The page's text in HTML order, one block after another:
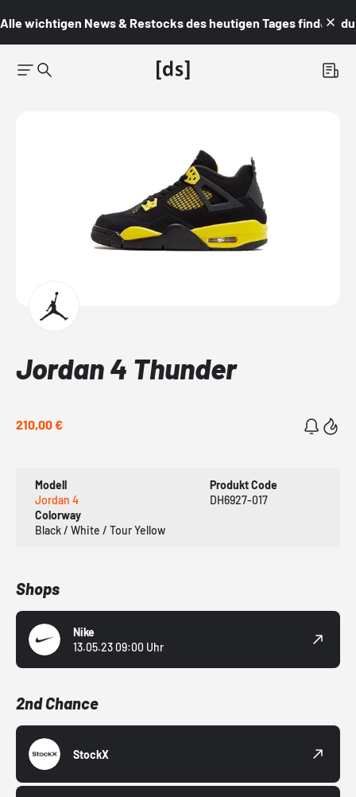
Alle wichtigen News & Restocks des heutigen Tages findest du
Jordan 4 Thunder
210,00 €
Modell
Jordan 4
Produkt Code
DH6927-017
Colorway
Black / White / Tour Yellow
Shops
Nike
13.05.23 09:00 Uhr
2nd Chance
StockX